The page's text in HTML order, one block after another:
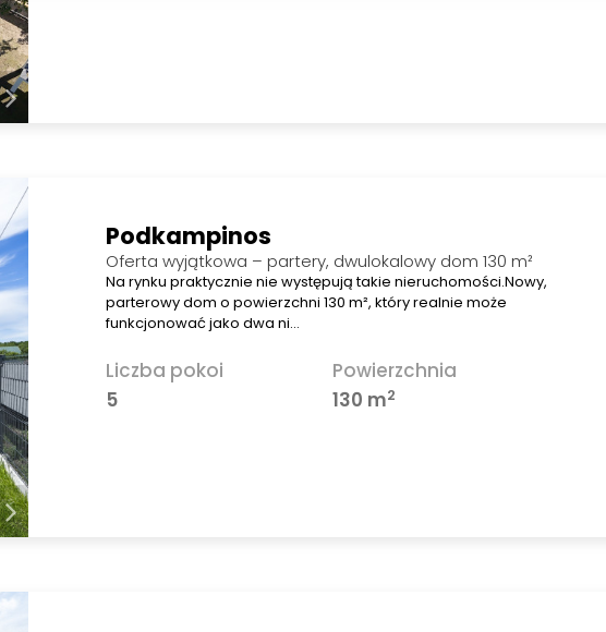
Podkampinos
Oferta wyjątkowa – partery, dwulokalowy dom 130 m²
Na rynku praktycznie nie występują takie nieruchomości.Nowy,
parterowy dom o powierzchni 130 m², który realnie może
funkcjonować jako dwa ni…
Liczba pokoi
5
Powierzchnia
130 m2